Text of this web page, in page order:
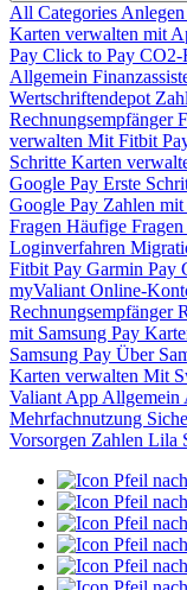
All Categories Anlegen
Karten verwalten mit
Pay Click to Pay CO2-
Allgemein
Wertschriftendepot
Rechnungsempfänger
verwalten Mit Fitbit
Schritte Karten
Google Pay Erste
Google Pay Zahlen
Fragen Häufige
Loginverfahren
Fitbit Pay Garmin Pay
myValiant Online-
Rechnungsempfänger
mit Samsung Pay
Samsung Pay Über
Karten verwalten Mit
Valiant App Allgemein
Mehrfachnutzung
Vorsorgen Zahlen Lila